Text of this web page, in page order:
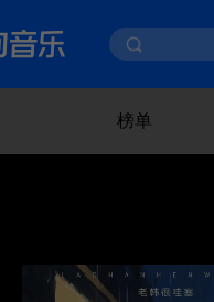
榜单